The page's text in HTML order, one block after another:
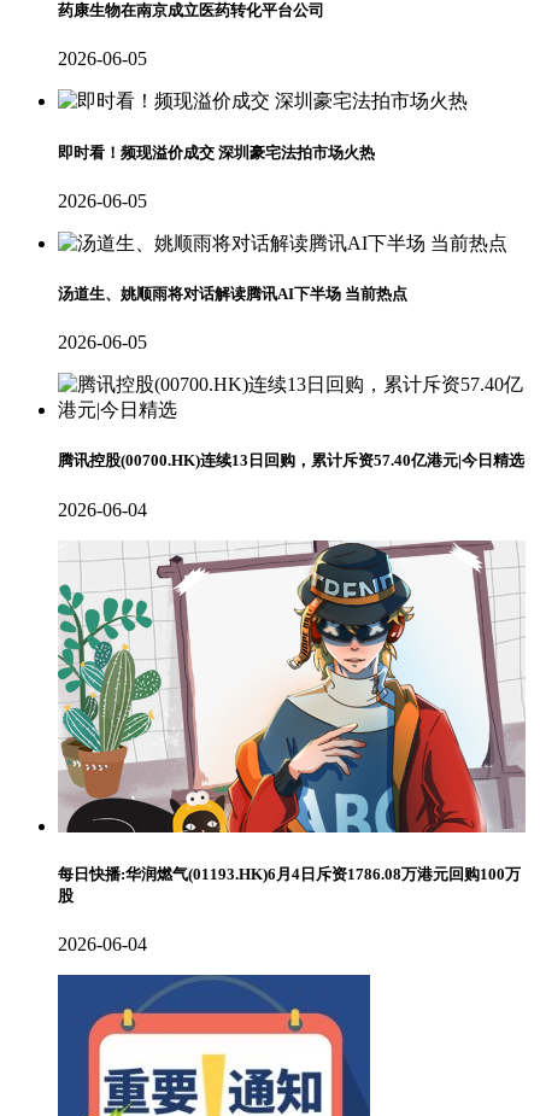
药康生物在南京成立医药转化平台公司
2026-06-05
即时看！频现溢价成交 深圳豪宅法拍市场火热
2026-06-05
汤道生、姚顺雨将对话解读腾讯AI下半场 当前热点
2026-06-05
腾讯控股(00700.HK)连续13日回购，累计斥资57.40亿港元|今日精选
2026-06-04
每日快播:华润燃气(01193.HK)6月4日斥资1786.08万港元回购100万
股
2026-06-04